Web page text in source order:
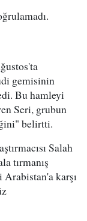
gemisinin
Bu hamleyi
Seri, grubun
belirtti.
Salah
tırmanış
karşı